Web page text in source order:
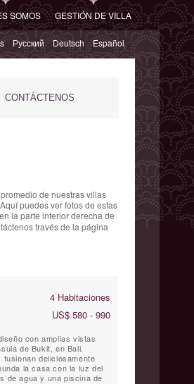
SOMOS GESTIÓN DE VILLA
Русский Deutsch Español
CONTÁCTENOS
de nuestras villas
puedes ver fotos de estas
la parte inferior derecha de
través de la página
4 Habitaciones
US$ 580 - 990
con amplias vistas
de Bukit, en Bali.
deliciosamente
la casa con la luz del
de agua y una piscina de